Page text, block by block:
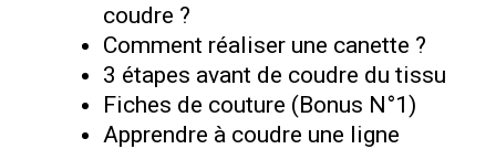
coudre ?
Comment réaliser une canette ?
3 étapes avant de coudre du tissu
Fiches de couture (Bonus N°1)
Apprendre à coudre une ligne